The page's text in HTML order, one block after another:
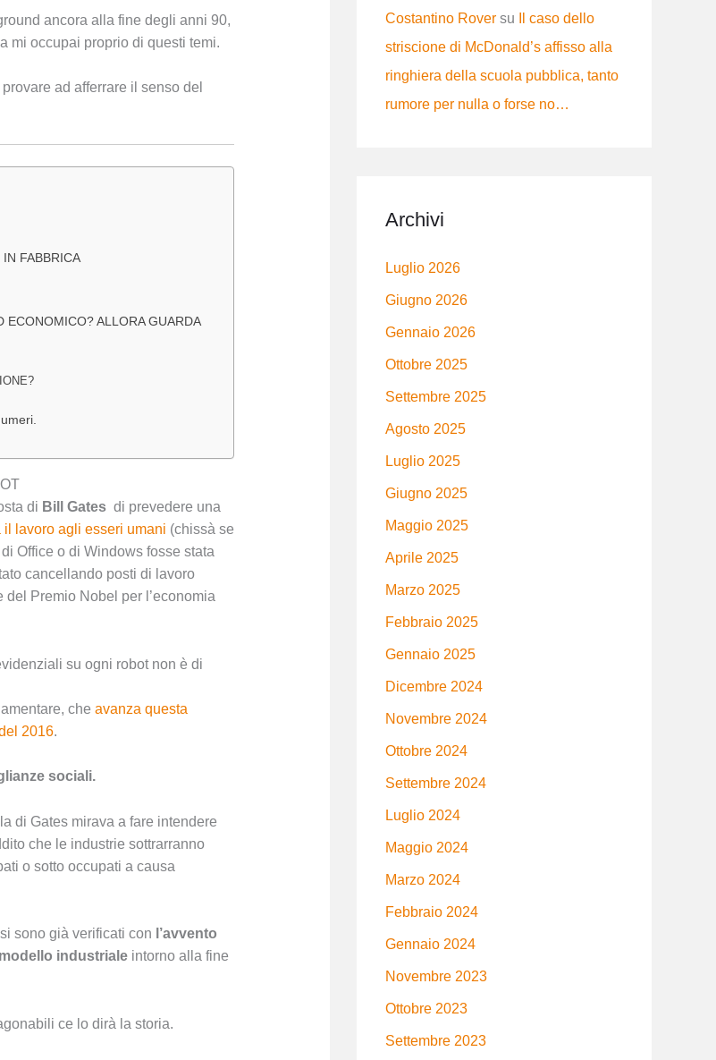
ancora alla fine degli anni 90,
mi occupai proprio di questi temi.
ad afferrare il senso del
IN FABBRICA
ECONOMICO? ALLORA GUARDA
di Bill Gates di prevedere una
lavoro agli esseri umani (chissà se
Office o di Windows fosse stata
cancellando posti di lavoro
Premio Nobel per l’economia
su ogni robot non è di
che avanza questa
2016.
sociali.
di Gates mirava a fare intendere
che le industrie sottrarranno
o sotto occupati a causa
sono già verificati con l’avvento
modello industrialeintorno alla fine
ce lo dirà la storia.
Costantino Rover su
Il caso dello
striscione di McDonald’s affisso alla
ringhiera della scuola pubblica, tanto
rumore per nulla o forse no…
Archivi
Luglio 2026
Giugno 2026
Gennaio 2026
Ottobre 2025
Settembre 2025
Agosto 2025
Luglio 2025
Giugno 2025
Maggio 2025
Aprile 2025
Marzo 2025
Febbraio 2025
Gennaio 2025
Dicembre 2024
Novembre 2024
Ottobre 2024
Settembre 2024
Luglio 2024
Maggio 2024
Marzo 2024
Febbraio 2024
Gennaio 2024
Novembre 2023
Ottobre 2023
Settembre 2023